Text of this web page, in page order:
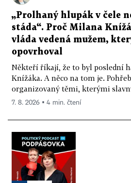
„Prolhaný hlupák v čele
stáda“. Proč Milana
vláda vedená mužem,
opovrhoval
Někteří říkají, že to byl poslední
Knížáka. A něco na tom je.
organizovaný těmi, kterými
7. 8. 2026 ▪ 4 min. čtení